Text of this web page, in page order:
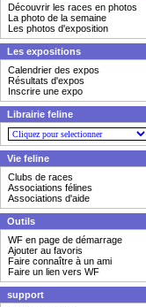
Découvrir les races en photos
La photo de la semaine
Les photos d'exposition
Les expositions
Calendrier des expos
Résultats d'expos
Inscrire une expo
Librairie feline
Vie feline
Clubs de races
Associations félines
Associations d'aide
Outils
WF en page de démarrage
Ajouter au favoris
Faire connaître à un ami
Faire un lien vers WF
support